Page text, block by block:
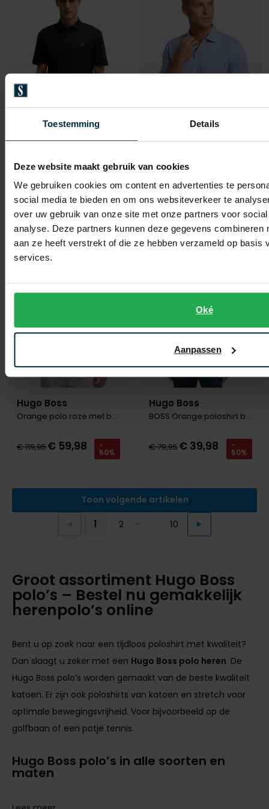
Toestemming Details
Deze website maakt gebruik van cookies
We gebruiken cookies om content en advertenties te
social media te bieden en om ons websiteverkeer te
over uw gebruik van onze site met onze partners voor
analyse. Deze partners kunnen deze gegevens combineren
aan ze heeft verstrekt of die ze hebben verzameld op basis
services.
Oké
Aanpassen
BOSS Black C-Parris polo donkerblauw
€ 129,95
€ 103,96 -
20%
Toevoegen aan favorieten
€ 129,95
€ 64,98 -
50%
Hugo Boss
Orange polo roze met boord
€ 119,95€ 59,98 -
50%
Hugo Boss
BOSS Orange poloshirt blauw Prime
€ 79,95€ 39,98 -
50%
Toon volgende artikelen
Vorige
1 2
...
10 Volgende
Groot assortiment Hugo Boss
polo’s – Bestel nu gemakkelijk
herenpolo’s online
Bent u op zoek naar een tijdloos poloshirt met kwaliteit?
Dan slaagt u zeker met een Hugo Boss polo heren. De
Hugo Boss polo’s worden gemaakt van de beste kwaliteit
katoen. Er zijn ook poloshirts van katoen en stretch voor
optimale bewegingsvrijheid. Voor bijvoorbeeld op de
golfbaan of een potje tennis.
Hugo Boss polo’s in alle soorten en
maten
Bij ons vindt u een divers assortiment aan heren